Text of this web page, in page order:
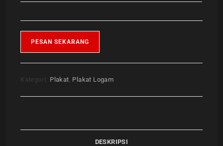
PESAN SEKARANG
Plakat Plakat Logam
DESKRIPSI